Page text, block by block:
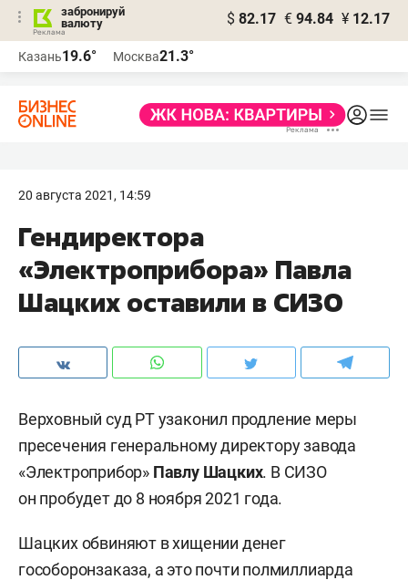
забронируй
валюту
$ 82.17 € 94.84 ¥ 12.17
Казань19.6° Москва21.3°
20 августа 2021, 14:59
Гендиректора
«Электроприбора» Павла
Шацких оставили в СИЗО
Верховный суд РТ узаконил продление меры
пресечения генеральному директору завода
«Электроприбор» Павлу Шацких. В СИЗО
он пробудет до 8 ноября 2021 года.
Шацких обвиняют в хищении денег
гособоронзаказа, а это почти полмиллиарда